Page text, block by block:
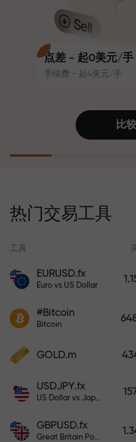
点差 - 起0美元/手
手续费 - 起4美元/手
带入交易世界，作
伙伴，激励客户实
值账户即可获得
或梦想旅行
证6个月内利润增长
您的资金受到保护！
奖金。X1000不是
比
热门交易工具
工具
EURUSD.fx
Euro vs US Dollar
#Bitcoin
Bitcoin
GOLD.m
USDJPY.fx
US Dollar vs Japanese Yen
GBPUSD.fx
Great Britain Pound vs US Dollar